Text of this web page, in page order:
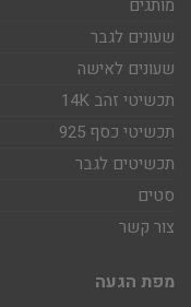
מותגים
שעונים לגבר
שעונים לאישה
תכשיטי זהב 14K
תכשיטי כסף 925
תכשיטים לגבר
סטים
צור קשר
מפת הגעה